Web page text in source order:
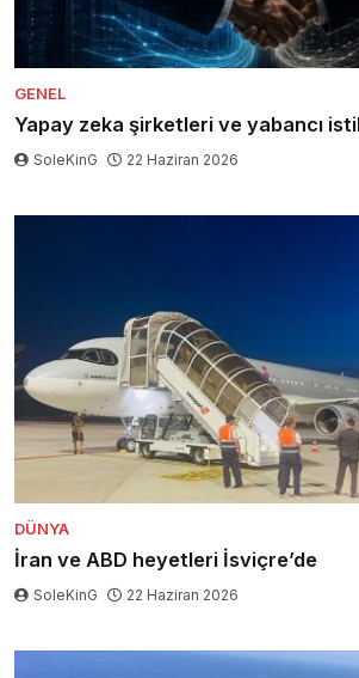
GENEL
Yapay zeka şirketleri ve yabancı
SoleKinG 22 Haziran 2026
DÜNYA
İran ve ABD heyetleri İsviçre’de
SoleKinG 22 Haziran 2026